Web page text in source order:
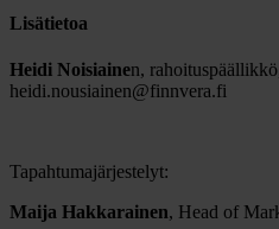
Lisätietoa
Heidi Noisiainen,
heidi.nousiainen@finnvera.fi
Tapahtumajärjestelyt:
Maija Hakkarainen, Head of